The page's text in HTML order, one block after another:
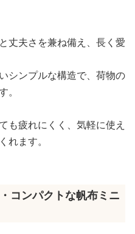
丈夫さを兼ね備え、長く愛
シンプルな構造で、荷物の
。
も疲れにくく、気軽に使え
れます。
コンパクトな帆布ミニ